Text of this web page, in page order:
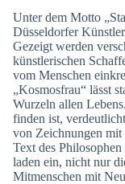
Unter dem Motto
Düsseldorfer
Gezeigt werden
künstlerischen
vom Menschen
„Kosmosfrau“ lässt
Wurzeln allen
finden ist,
von Zeichnungen mit
Text des
laden ein, nicht nur
Mitmenschen mit